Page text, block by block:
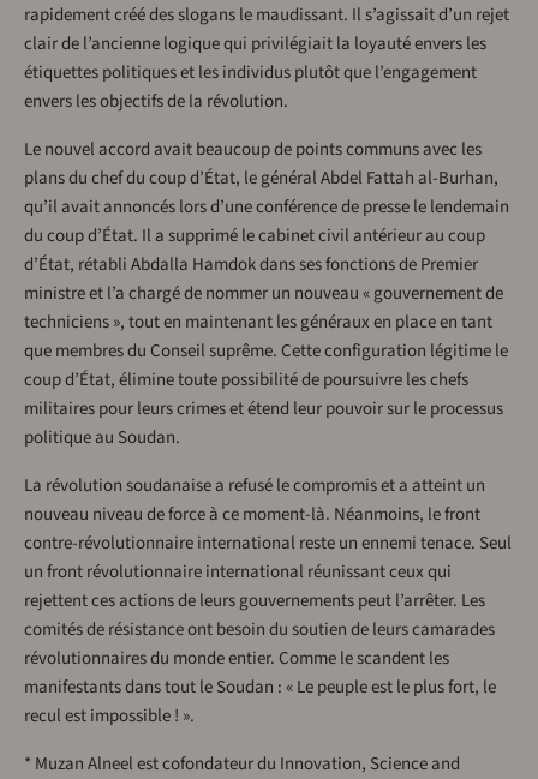
rapidement créé des slogans le maudissant. Il s’agissait d’un rejet
clair de l’ancienne logique qui privilégiait la loyauté envers les
étiquettes politiques et les individus plutôt que l’engagement
envers les objectifs de la révolution.
Le nouvel accord avait beaucoup de points communs avec les
plans du chef du coup d’État, le général Abdel Fattah al-Burhan,
qu’il avait annoncés lors d’une conférence de presse le lendemain
du coup d’État. Il a supprimé le cabinet civil antérieur au coup
d’État, rétabli Abdalla Hamdok dans ses fonctions de Premier
ministre et l’a chargé de nommer un nouveau « gouvernement de
techniciens », tout en maintenant les généraux en place en tant
que membres du Conseil suprême. Cette configuration légitime le
coup d’État, élimine toute possibilité de poursuivre les chefs
militaires pour leurs crimes et étend leur pouvoir sur le processus
politique au Soudan.
La révolution soudanaise a refusé le compromis et a atteint un
nouveau niveau de force à ce moment-là. Néanmoins, le front
contre-révolutionnaire international reste un ennemi tenace. Seul
un front révolutionnaire international réunissant ceux qui
rejettent ces actions de leurs gouvernements peut l’arrêter. Les
comités de résistance ont besoin du soutien de leurs camarades
révolutionnaires du monde entier. Comme le scandent les
manifestants dans tout le Soudan : « Le peuple est le plus fort, le
recul est impossible ! ».
* Muzan Alneel est cofondateur du Innovation, Science and